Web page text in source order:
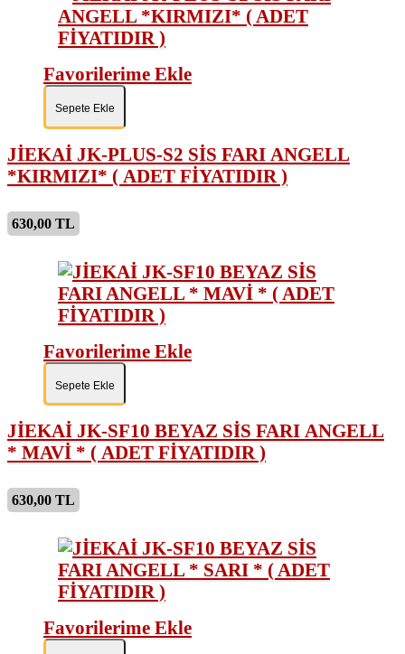
Favorilerime Ekle
Sepete Ekle
JİEKAİ JK-PLUS-S2 SİS FARI ANGELL
*KIRMIZI* ( ADET FİYATIDIR )
630,00 TL
Favorilerime Ekle
Sepete Ekle
JİEKAİ JK-SF10 BEYAZ SİS FARI ANGELL
* MAVİ * ( ADET FİYATIDIR )
630,00 TL
Favorilerime Ekle